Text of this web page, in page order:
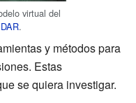
virtual del
.
y métodos para
Estas
se quiera investigar.